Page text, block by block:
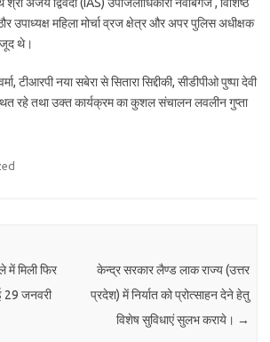
उपाध्यक्ष महिला मोर्चा व्रज क्षेत्र और अपर पुलिस अधीक्षक
थे।
टीआरपी नया सबेरा से सितारा सिद्दीकी, सीडीपीओ पुष्पा देवी
रहे तथा उक्त कार्यक्रम का कुशल संचालन लवलीन गुप्ता
में मिली फिर
29 जनवरी
केन्द्र सरकार लैण्ड लाक राज्य (उत्तर
प्रदेश) में निर्यात को प्रोत्साहन देने हेतु
विशेष सुविधाएं सुलभ कराये। →